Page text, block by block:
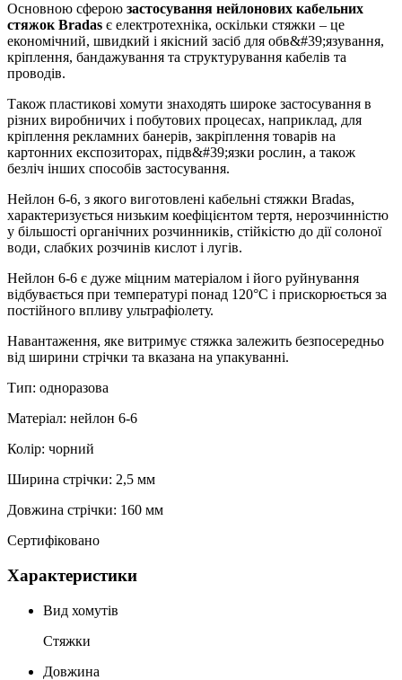
Основною сферою застосування нейлонових кабельних
стяжок Bradas є електротехніка, оскільки стяжки – це
економічний, швидкий і якісний засіб для обв&#39;язування,
кріплення, бандажування та структурування кабелів та
проводів.
Також пластикові хомути знаходять широке застосування в
різних виробничих і побутових процесах, наприклад, для
кріплення рекламних банерів, закріплення товарів на
картонних експозиторах, підв&#39;язки рослин, а також
безліч інших способів застосування.
Нейлон 6-6, з якого виготовлені кабельні стяжки Bradas,
характеризується низьким коефіцієнтом тертя, нерозчинністю
у більшості органічних розчинників, стійкістю до дії солоної
води, слабких розчинів кислот і лугів.
Нейлон 6-6 є дуже міцним матеріалом і його руйнування
відбувається при температурі понад 120°С і прискорюється за
постійного впливу ультрафіолету.
Навантаження, яке витримує стяжка залежить безпосередньо
від ширини стрічки та вказана на упакуванні.
Тип: одноразова
Матеріал: нейлон 6-6
Колір: чорний
Ширина стрічки: 2,5 мм
Довжина стрічки: 160 мм
Сертифіковано
Характеристики
Вид хомутів
Стяжки
Довжина